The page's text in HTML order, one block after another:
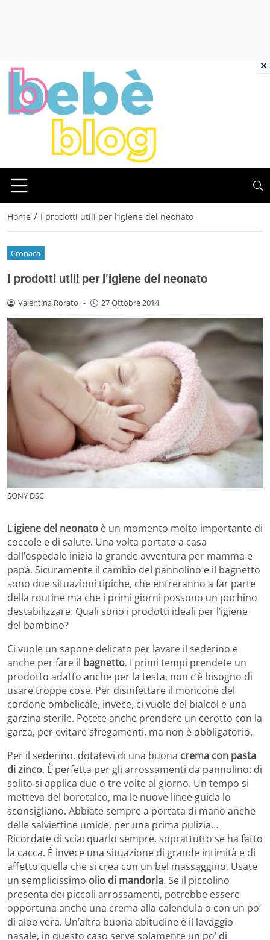
Home / I prodotti utili per l’igiene del neonato
Cronaca
I prodotti utili per l’igiene del neonato
Valentina Rorato - 27 Ottobre 2014
SONY DSC
L’igiene del neonato è un momento molto importante di
coccole e di salute. Una volta portato a casa
dall’ospedale inizia la grande avventura per mamma e
papà. Sicuramente il cambio del pannolino e il bagnetto
sono due situazioni tipiche, che entreranno a far parte
della routine ma che i primi giorni possono un pochino
destabilizzare. Quali sono i prodotti ideali per l’igiene
del bambino?
Ci vuole un sapone delicato per lavare il sederino e
anche per fare il bagnetto. I primi tempi prendete un
prodotto adatto anche per la testa, non c’è bisogno di
usare troppe cose. Per disinfettare il moncone del
cordone ombelicale, invece, ci vuole del bialcol e una
garzina sterile. Potete anche prendere un cerotto con la
garza, per evitare sfregamenti, ma non è obbligatorio.
Per il sederino, dotatevi di una buona crema con pasta
di zinco. È perfetta per gli arrossamenti da pannolino: di
solito si applica due o tre volte al giorno. Un tempo si
metteva del borotalco, ma le nuove linee guida lo
sconsigliano. Abbiate sempre a portata di mano anche
delle salviettine umide, per una prima pulizia…
Ricordate di sciacquarlo sempre, soprattutto se ha fatto
la cacca. È invece una situazione di grande intimità e di
affetto quella che si crea con un bel massaggino. Usate
un semplicissimo olio di mandorla. Se il piccolino
presenta dei piccoli arrossamenti, potrebbe essere
opportuna anche una crema alla calendula o con un po’
di aloe vera. Un’altra buona abitudine è il lavaggio
nasale, in questo caso serve solamente un po’ di
×